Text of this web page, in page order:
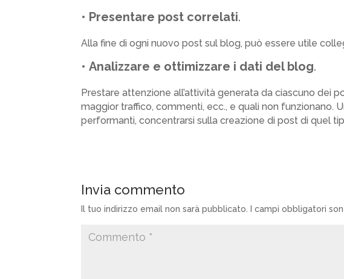
• Presentare post correlati.
Alla fine di ogni nuovo post sul blog, può essere utile
•Analizzare e ottimizzare i dati del blog.
Prestare attenzione all’attività generata da ciascuno dei
maggior traffico, commenti, ecc., e quali non funzionano.
performanti, concentrarsi sulla creazione di post di quel
Invia commento
Il tuo indirizzo email non sarà pubblicato. I campi obbligatori